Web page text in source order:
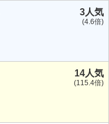
3人気
(4.6倍)
14人気
(115.4倍)